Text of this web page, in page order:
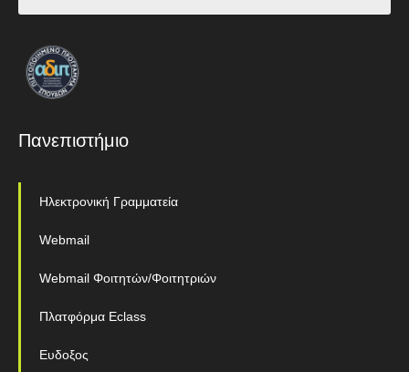
Πανεπιστήμιο
Ηλεκτρονική Γραμματεία
Webmail
Webmail Φοιτητών/Φοιτητριών
Πλατφόρμα Eclass
Ευδοξος